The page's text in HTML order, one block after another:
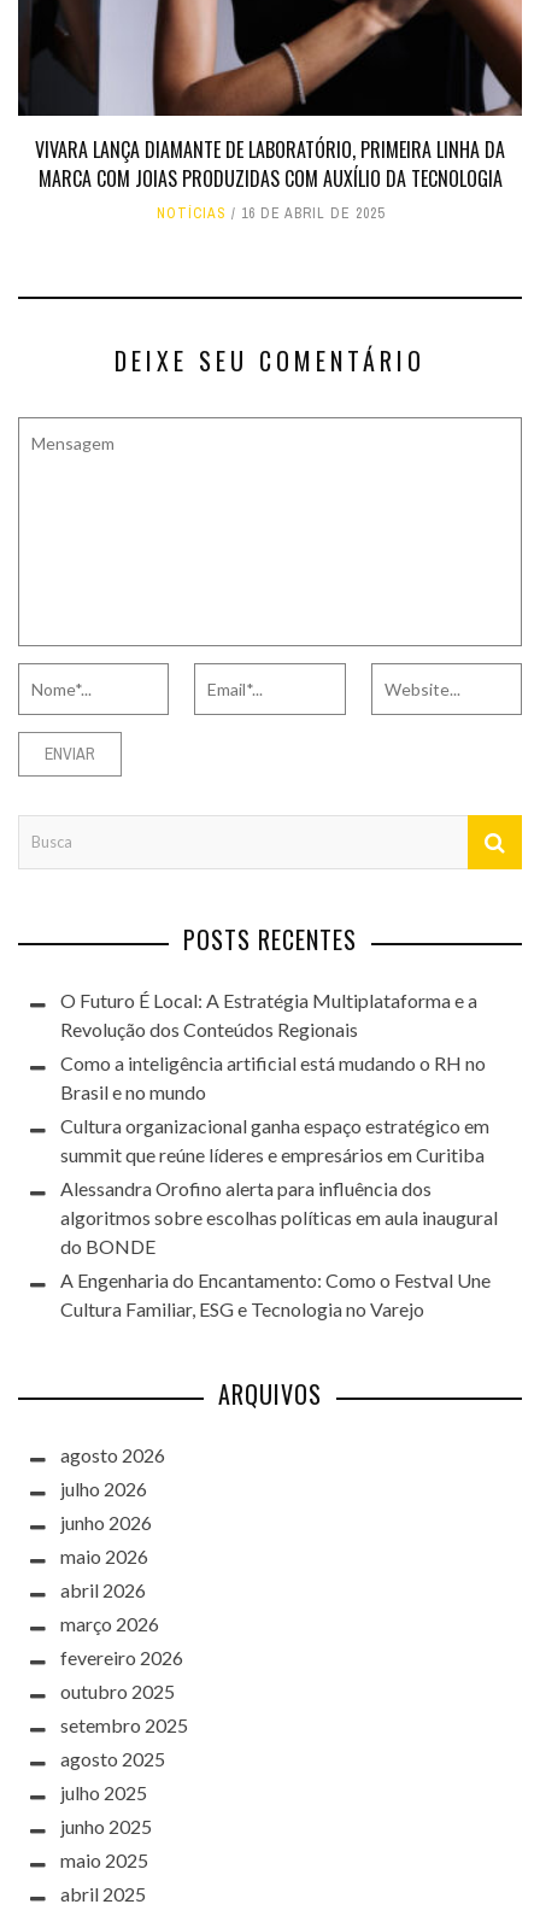
VIVARA LANÇA DIAMANTE DE LABORATÓRIO, PRIMEIRA LINHA DA
MARCA COM JOIAS PRODUZIDAS COM AUXÍLIO DA TECNOLOGIA
NOTÍCIAS 16 DE ABRIL DE 2025
DEIXE SEU COMENTÁRIO
POSTS RECENTES
O Futuro É Local: A Estratégia Multiplataforma e a
Revolução dos Conteúdos Regionais
Como a inteligência artificial está mudando o RH no
Brasil e no mundo
Cultura organizacional ganha espaço estratégico em
summit que reúne líderes e empresários em Curitiba
Alessandra Orofino alerta para influência dos
algoritmos sobre escolhas políticas em aula inaugural
do BONDE
A Engenharia do Encantamento: Como o Festval Une
Cultura Familiar, ESG e Tecnologia no Varejo
ARQUIVOS
agosto 2026
julho 2026
junho 2026
maio 2026
abril 2026
março 2026
fevereiro 2026
outubro 2025
setembro 2025
agosto 2025
julho 2025
junho 2025
maio 2025
abril 2025